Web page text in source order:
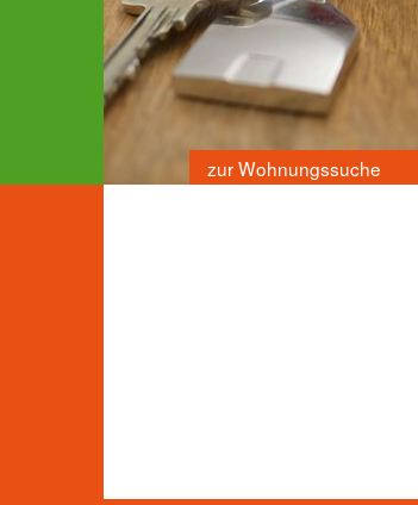
zur Wohnungssuche